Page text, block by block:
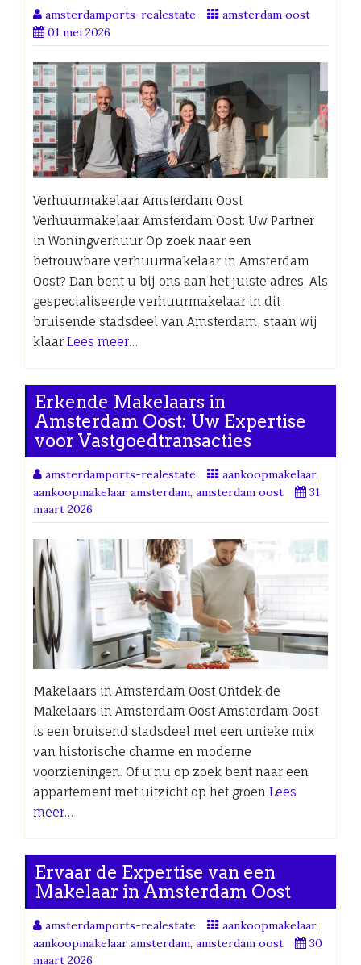
amsterdamports-realestate
amsterdam oost
01 mei 2026
Verhuurmakelaar Amsterdam Oost
Verhuurmakelaar Amsterdam Oost: Uw Partner
in Woningverhuur Op zoek naar een
betrouwbare verhuurmakelaar in Amsterdam
Oost? Dan bent u bij ons aan het juiste adres. Als
gespecialiseerde verhuurmakelaar in dit
bruisende stadsdeel van Amsterdam, staan wij
klaar Lees meer…
Erkende Makelaars in
Amsterdam Oost: Uw Expertise
voor Vastgoedtransacties
amsterdamports-realestate aankoopmakelaar,
aankoopmakelaar amsterdam, amsterdam oost
31
maart 2026
Makelaars in Amsterdam Oost Ontdek de
Makelaars in Amsterdam Oost Amsterdam Oost
is een bruisend stadsdeel met een unieke mix
van historische charme en moderne
voorzieningen. Of u nu op zoek bent naar een
appartement met uitzicht op het groen Lees
meer…
Ervaar de Expertise van een
Makelaar in Amsterdam Oost
amsterdamports-realestate aankoopmakelaar,
aankoopmakelaar amsterdam, amsterdam oost
30
maart 2026